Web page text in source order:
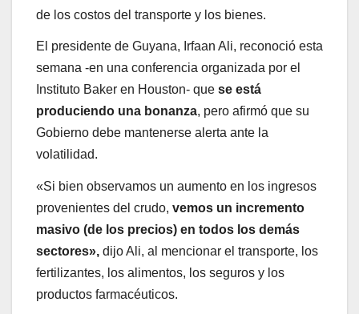
de los costos del transporte y los bienes.
El presidente de Guyana, Irfaan Ali, reconoció esta
semana -en una conferencia organizada por el
Instituto Baker en Houston- que se está
produciendo una bonanza, pero afirmó que su
Gobierno debe mantenerse alerta ante la
volatilidad.
«Si bien observamos un aumento en los ingresos
provenientes del crudo, vemos un incremento
masivo (de los precios) en todos los demás
sectores», dijo Ali, al mencionar el transporte, los
fertilizantes, los alimentos, los seguros y los
productos farmacéuticos.